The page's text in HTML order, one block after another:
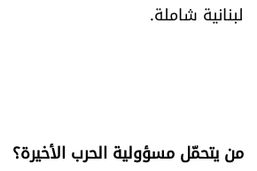
لبنانية شاملة.
من يتحمّل مسؤولية الحرب الأخيرة؟